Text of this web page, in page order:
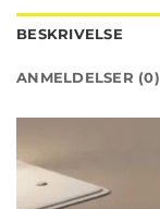
BESKRIVELSE
ANMELDELSER (0)